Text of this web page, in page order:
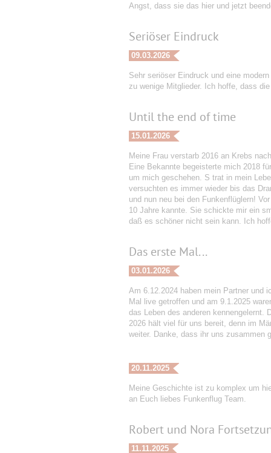
Angst, dass sie das hier und jetzt
Seriöser Eindruck
09.03.2026
Sehr seriöser Eindruck und eine
zu wenige Mitglieder. Ich hoffe, dass
Until the end of time
15.01.2026
Meine Frau verstarb 2016 an Krebs
Eine Bekannte begeisterte mich 2018
um mich geschehen. S trat in mein
versuchten es immer wieder bis das
und nun neu bei den Funkenflüglern!
10 Jahre kannte. Sie schickte mir ein
daß es schöner nicht sein kann. Ich
Das erste Mal...
03.01.2026
Am 6.12.2024 haben mein Partner und
Mal live getroffen und am 9.1.2025
das Leben des anderen kennengelernt.
2026 hält viel für uns bereit, denn im
weiter. Danke, dass ihr uns zusammen
20.11.2025
Meine Geschichte ist zu komplex um
an Euch liebes Funkenflug Team.
Robert und Nora
11.11.2025